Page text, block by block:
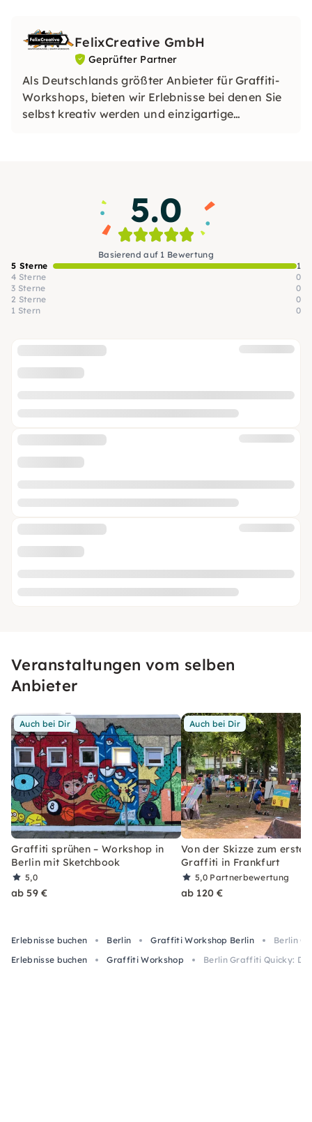
FelixCreative GmbH
Geprüfter Partner
Als Deutschlands größter Anbieter für Graffiti-
Workshops, bieten wir Erlebnisse bei denen Sie
selbst kreativ werden und einzigartige
5.0
Basierend auf 1 Bewertung
5 Sterne
1
4 Sterne
0
3 Sterne
0
2 Sterne
0
1 Stern
0
Veranstaltungen vom selben
Anbieter
Auch bei Dir
Graffiti sprühen – Workshop in
Berlin mit Sketchbook
5,0
ab 59 €
Auch bei Dir
Von der Skizze zum ersten
Graffiti in Frankfurt
5,0 Partnerbewertung
ab 120 €
Erlebnisse buchen Berlin Graffiti Workshop Berlin
Berlin
Erlebnisse buchen
Graffiti Workshop Berlin Graffiti Quicky: